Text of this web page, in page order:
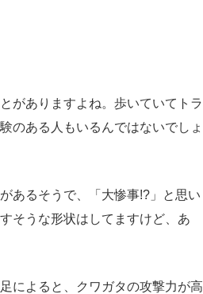
ありますよね。歩いていてトラ
のある人もいるんではないでしょ
あるそうで、「大惨事!?」と思い
そうな形状はしてますけど、あ
によると、クワガタの攻撃力が高